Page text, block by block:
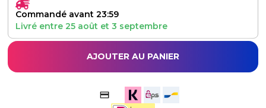
Commandé avant 23:59
Livré entre 25 août et 3 septembre
AJOUTER AU PANIER